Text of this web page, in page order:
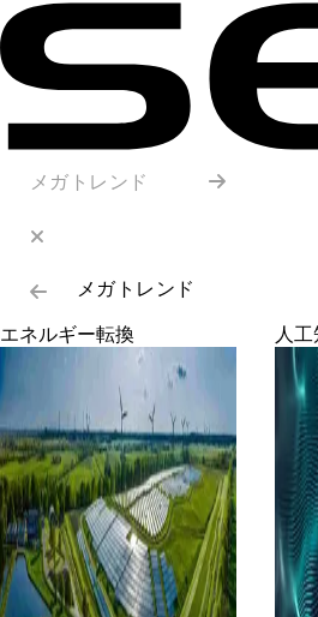
メガトレンド
メガトレンド
エネルギー転換
人工